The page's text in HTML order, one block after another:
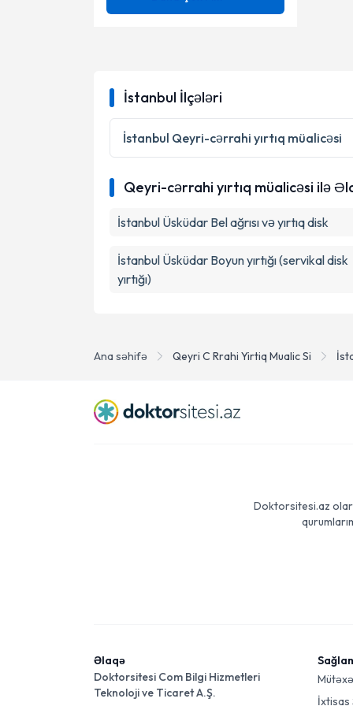
Boyun yırtığı (servikal disk
yırtığı)
Hidrosefaliya əməliyyatları
Neyropatiya
Periferik sinir əməliyyatları
Serebrovaskulyar Xəstəliklər
Kavernoma)
Sinir sıxılması
Mikrodisektomiya
Qeyri-cərrahi yırtıq müalicəsi
Op. Dr.
Ana səhifə Qeyri C Rrahi Yirtiq Mualic Si
İstanbul İlçələri
İstanbul Qeyri-cərrahi yırtıq müalicəsi
Qeyri-cərrahi yırtıq müalicəsi ilə
İstanbul Üsküdar Bel ağrısı və yırtıq disk
İstanbul Üsküdar Boyun yırtığı (servikal disk
yırtığı)
Doktorsitesi.az
Əlaqə
Doktorsitesi Com Bilgi Hizmetleri
Teknoloji ve Ticaret A.Ş.
İxtisas